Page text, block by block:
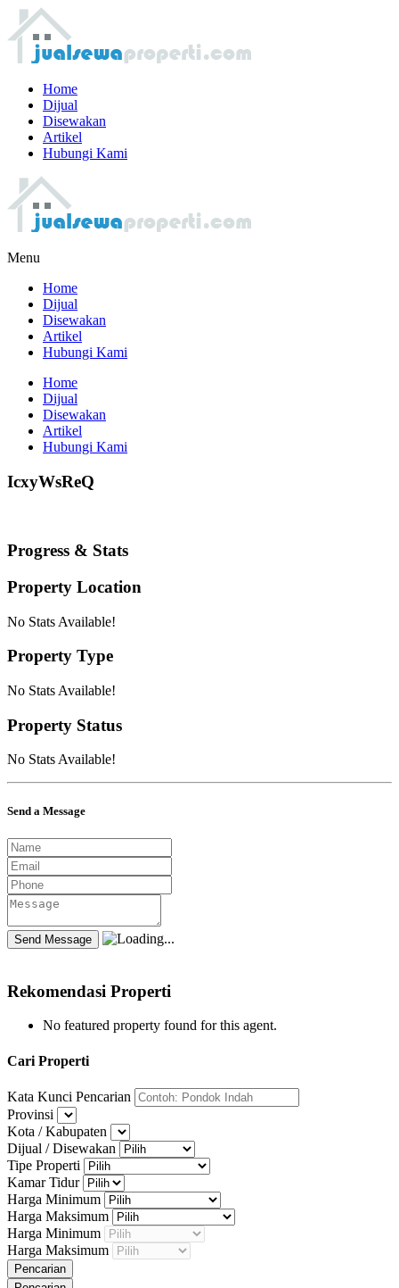
Home
Dijual
Disewakan
Artikel
Hubungi Kami
Menu
Home
Dijual
Disewakan
Artikel
Hubungi Kami
Home
Dijual
Disewakan
Artikel
Hubungi Kami
IcxyWsReQ
Progress & Stats
Property Location
No Stats Available!
Property Type
No Stats Available!
Property Status
No Stats Available!
Send a Message
Rekomendasi Properti
No featured property found for this agent.
Cari Properti
Kata Kunci Pencarian
Provinsi
Kota / Kabupaten
Dijual / Disewakan
Tipe Properti
Kamar Tidur
Harga Minimum
Harga Maksimum
Harga Minimum
Harga Maksimum